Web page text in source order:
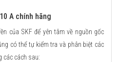
A chính hãng
của SKF để yên tâm về nguồn gốc
có thể tự kiểm tra và phân biệt các
các cách sau: